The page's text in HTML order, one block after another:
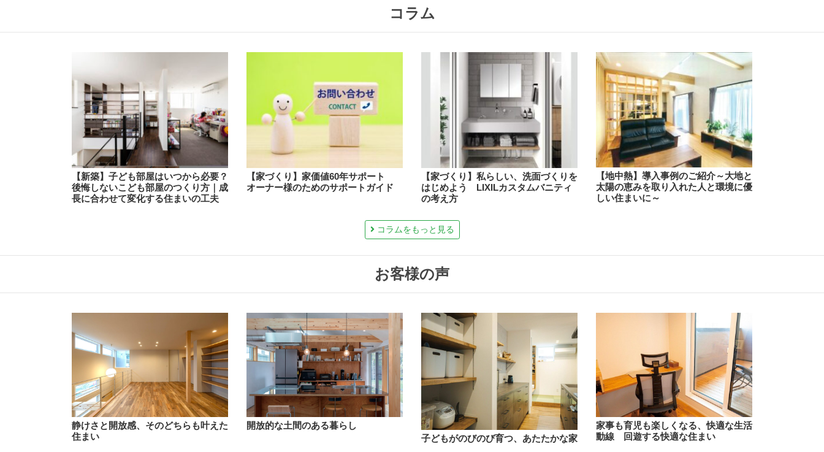
コラム
【新築】子ども部屋はいつから必要？
後悔しないこども部屋のつくり方｜成
長に合わせて変化する住まいの工夫
【家づくり】家価値60年サポート
オーナー様のためのサポートガイド
【家づくり】私らしい、洗面づくりを
はじめよう LIXILカスタムバニティ
の考え方
【地中熱】導入事例のご紹介～大地と
太陽の恵みを取り入れた人と環境に優
しい住まいに～
コラムをもっと見る
お客様の声
静けさと開放感、そのどちらも叶えた
住まい
開放的な土間のある暮らし
子どもがのびのび育つ、あたたかな家
家事も育児も楽しくなる、快適な生活
動線 回遊する快適な住まい